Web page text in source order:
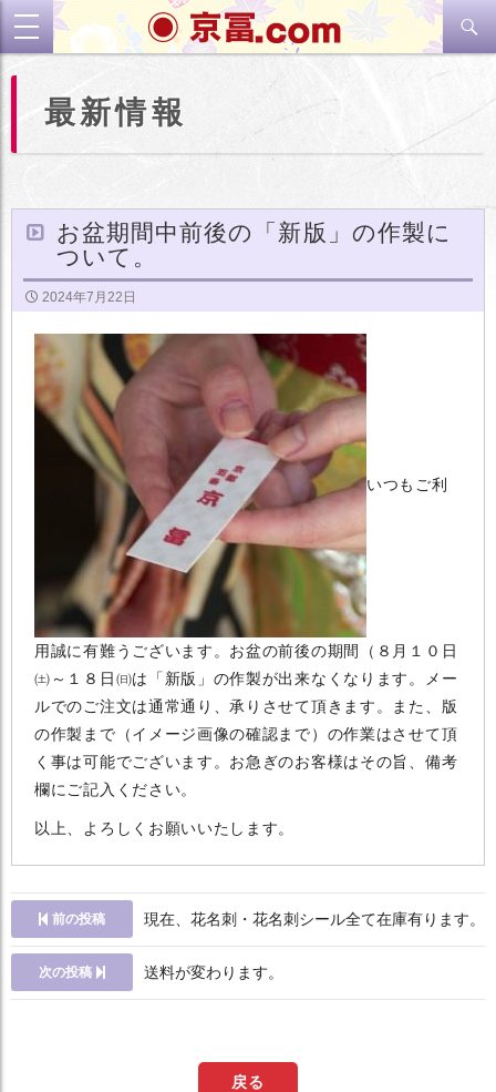
toggle
navigation
検
索
ン
最新情報
お盆期間中前後の「新版」の作製に
ついて。
2024年7月22日
いつもご利
用誠に有難うございます。お盆の前後の期間（８月１０日
㈯～１８日㈰は「新版」の作製が出来なくなります。メー
ルでのご注文は通常通り、承りさせて頂きます。また、版
の作製まで（イメージ画像の確認まで）の作業はさせて頂
く事は可能でございます。お急ぎのお客様はその旨、備考
欄にご記入ください。
以上、よろしくお願いいたします。
前の投稿 現在、花名刺・花名刺シール全て在庫有ります。
次の投稿 送料が変わります。
戻る